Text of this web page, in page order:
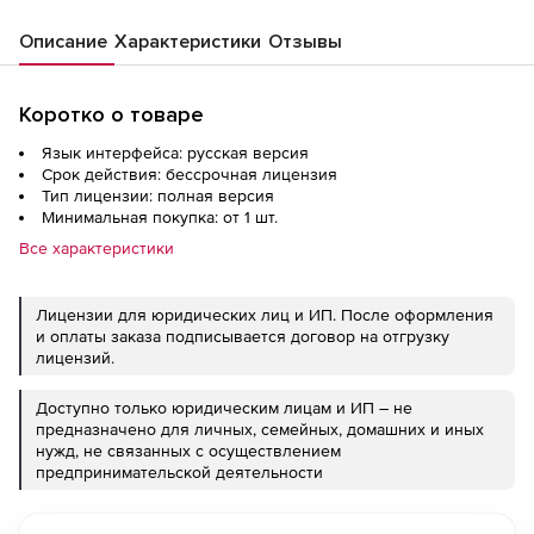
Описание Характеристики Отзывы
Коротко о товаре
Язык интерфейса: русская версия
Срок действия: бессрочная лицензия
Тип лицензии: полная версия
Минимальная покупка: от 1 шт.
Все характеристики
Лицензии для юридических лиц и ИП. После оформления
и оплаты заказа подписывается договор на отгрузку
лицензий.
Доступно только юридическим лицам и ИП – не
предназначено для личных, семейных, домашних и иных
нужд, не связанных с осуществлением
предпринимательской деятельности